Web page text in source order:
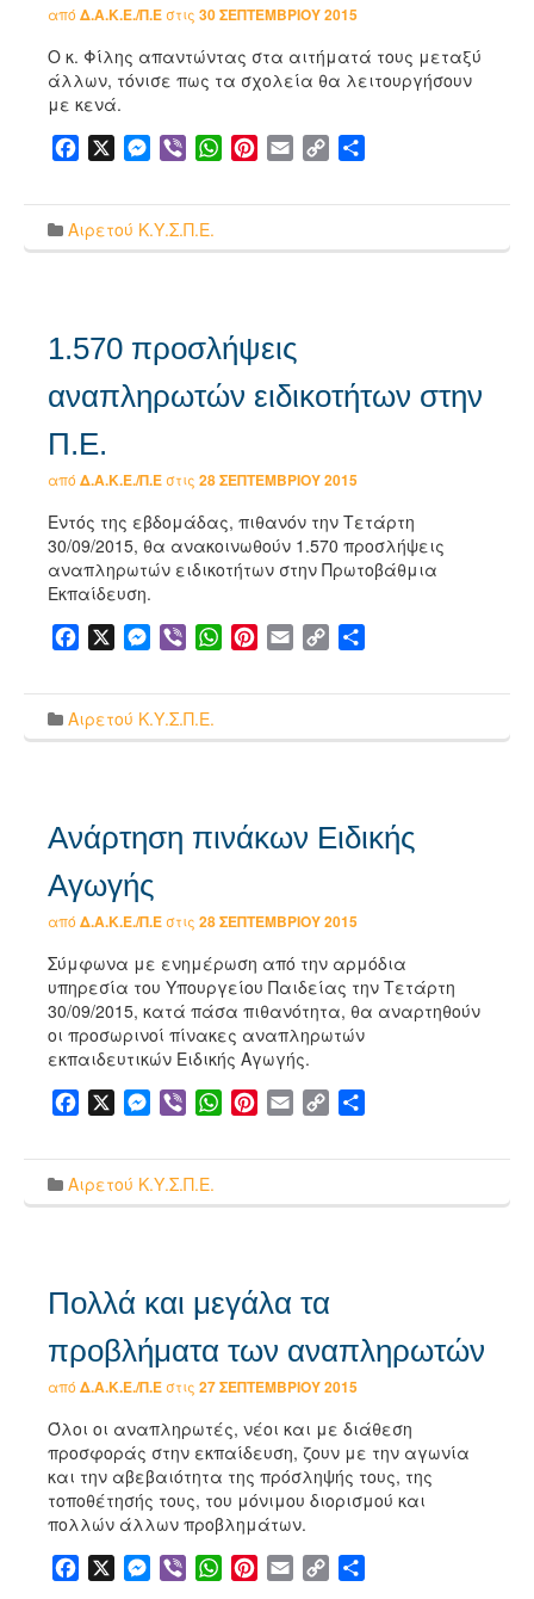
από Δ.Α.Κ.Ε./Π.Εστις 30 ΣΕΠΤΕΜΒΡΊΟΥ 2015
Ο κ. Φίλης απαντώντας στα αιτήματά τους μεταξύ
άλλων, τόνισε πως τα σχολεία θα λειτουργήσουν
με κενά.
Facebook Messenger
Viber WhatsApp
Pinterest
Email Copy
Αιρετού Κ.Υ.Σ.Π.Ε.
1.570 προσλήψεις
αναπληρωτών ειδικοτήτων στην
Π.Ε.
από Δ.Α.Κ.Ε./Π.Εστις 28 ΣΕΠΤΕΜΒΡΊΟΥ 2015
Εντός της εβδομάδας, πιθανόν την Τετάρτη
30/09/2015, θα ανακοινωθούν 1.570 προσλήψεις
αναπληρωτών ειδικοτήτων στην Πρωτοβάθμια
Εκπαίδευση.
Facebook Messenger
Viber WhatsApp
Pinterest
Email Copy
Αιρετού Κ.Υ.Σ.Π.Ε.
Ανάρτηση πινάκων Ειδικής
Αγωγής
από Δ.Α.Κ.Ε./Π.Εστις 28 ΣΕΠΤΕΜΒΡΊΟΥ 2015
Σύμφωνα με ενημέρωση από την αρμόδια
υπηρεσία του Υπουργείου Παιδείας την Τετάρτη
30/09/2015, κατά πάσα πιθανότητα, θα αναρτηθούν
οι προσωρινοί πίνακες αναπληρωτών
εκπαιδευτικών Ειδικής Αγωγής.
Facebook Messenger
Viber WhatsApp
Pinterest
Email Copy
Αιρετού Κ.Υ.Σ.Π.Ε.
Πολλά και μεγάλα τα
προβλήματα των αναπληρωτών
από Δ.Α.Κ.Ε./Π.Εστις 27 ΣΕΠΤΕΜΒΡΊΟΥ 2015
Όλοι οι αναπληρωτές, νέοι και με διάθεση
προσφοράς στην εκπαίδευση, ζουν με την αγωνία
και την αβεβαιότητα της πρόσληψής τους, της
τοποθέτησής τους, του μόνιμου διορισμού και
πολλών άλλων προβλημάτων.
Facebook Messenger
Viber WhatsApp
Pinterest
Email Copy